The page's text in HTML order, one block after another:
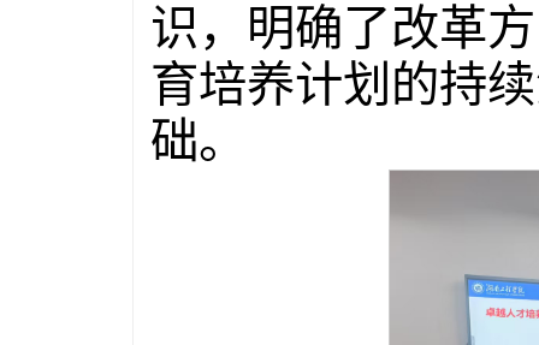
识，明确了改革
育培养计划的持
础。